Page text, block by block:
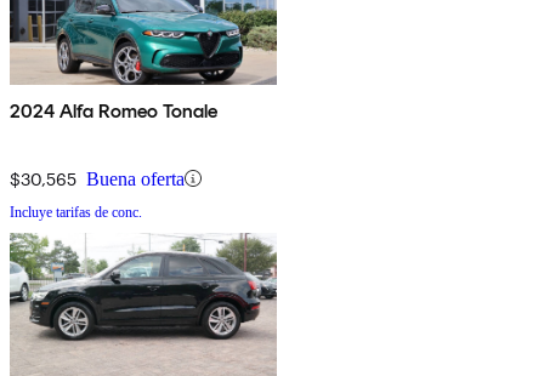
2024 Alfa Romeo Tonale
$30,565 Buena oferta
Incluye tarifas de conc.